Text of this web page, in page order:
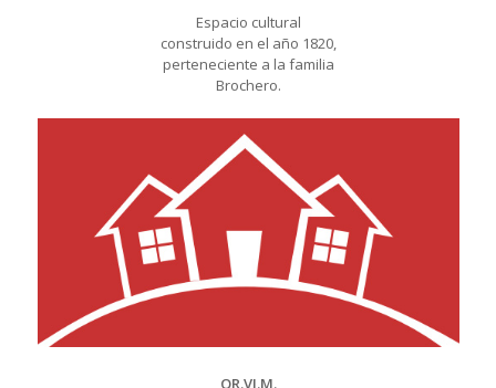
Espacio cultural
construido en el año 1820,
perteneciente a la familia
Brochero.
OR.VI.M.